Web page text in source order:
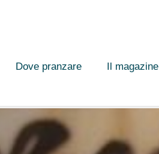
Dove pranzare Il magazine